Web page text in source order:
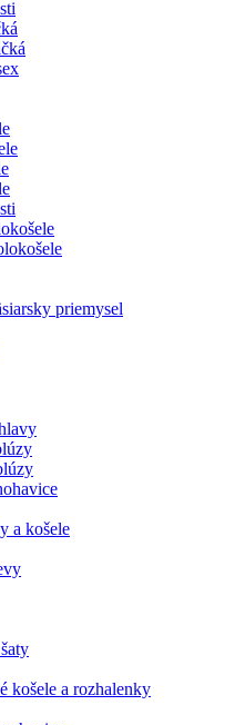
priemysel
a košele
košele a rozhalenky